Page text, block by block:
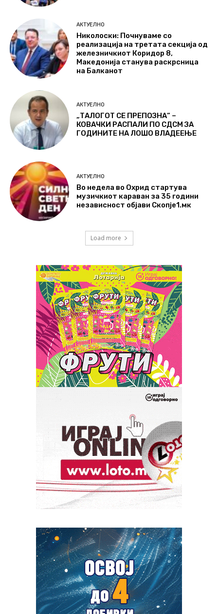
АКТУЕЛНО
Николоски: Почнуваме со
реализација на третата секција од
железничкиот Коридор 8,
Македонија станува раскрсница
на Балканот
АКТУЕЛНО
„ТАЛОГОТ СЕ ПРЕПОЗНА“ –
КОВАЧКИ РАСПАЛИ ПО СДСМ ЗА
ГОДИНИТЕ НА ЛОШО ВЛАДЕЕЊЕ
АКТУЕЛНО
Во недела во Охрид стартува
музичкиот караван за 35 години
независност објави Скопје1.мк
Load more